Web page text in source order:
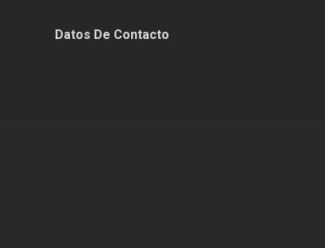
Datos De Contacto